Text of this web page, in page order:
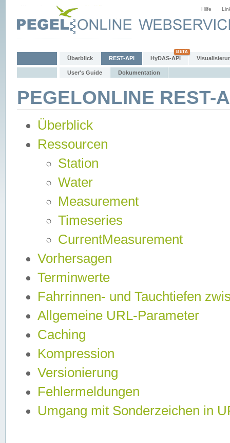
Hilfe
Überblick REST-API HyDAS-API
User's Guide Dokumentation
PEGELONLINE
Überblick
Ressourcen
Station
Water
Measurement
Timeseries
CurrentMeasurement
Vorhersagen
Terminwerte
Fahrrinnen- und Tauchtiefen
Allgemeine URL-Parameter
Caching
Kompression
Versionierung
Fehlermeldungen
Umgang mit Sonderzeichen in